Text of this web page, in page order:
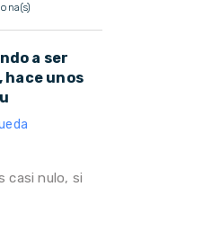
a ser
hace unos
casi nulo, si